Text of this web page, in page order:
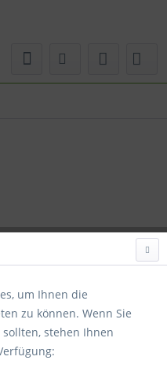
um Ihnen die
zu können. Wenn Sie
stehen Ihnen